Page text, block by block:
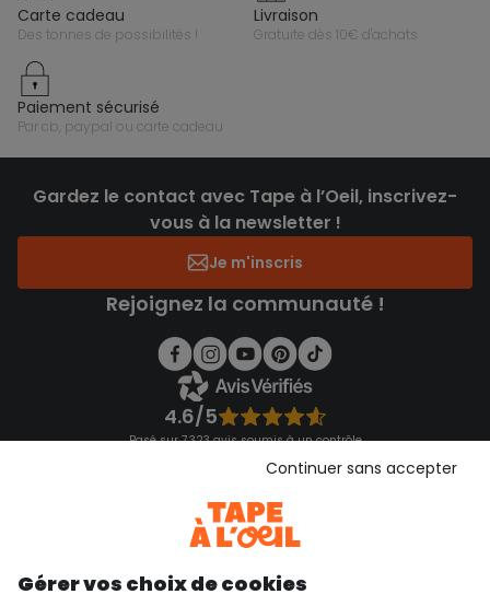
carte cadeau
des tonnes de possibilités !
livraison
gratuite dès 10€ d'achats
paiement sécurisé
par cb, paypal ou carte cadeau
Gardez le contact avec Tape à l’Oeil, inscrivez-
vous à la newsletter !
Je m'inscris
Rejoignez la communauté !
4.6/5
Basé sur 7 323 avis soumis à un contrôle
Consulter les CGU
Gérer vos choix de cookies
Continuer sans accepter